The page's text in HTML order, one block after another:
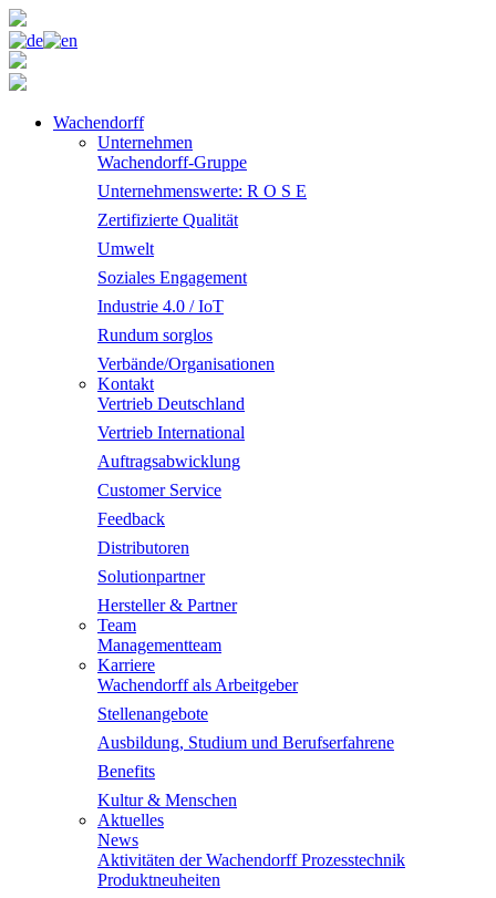
Wachendorff
Unternehmen
Wachendorff-Gruppe
Unternehmenswerte: R O S E
Zertifizierte Qualität
Umwelt
Soziales Engagement
Industrie 4.0 / IoT
Rundum sorglos
Verbände/Organisationen
Kontakt
Vertrieb Deutschland
Vertrieb International
Auftragsabwicklung
Customer Service
Feedback
Distributoren
Solutionpartner
Hersteller & Partner
Team
Managementteam
Karriere
Wachendorff als Arbeitgeber
Stellenangebote
Ausbildung, Studium und Berufserfahrene
Benefits
Kultur & Menschen
Aktuelles
News
Aktivitäten der Wachendorff Prozesstechnik
Produktneuheiten